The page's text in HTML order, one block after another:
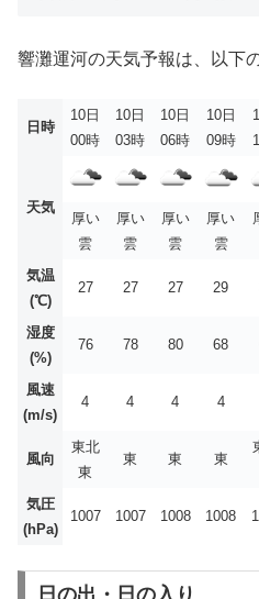
響灘運河の天気予報は、以下
日時
10日
00時
10日
03時
10日
06時
10日
09時
天気
厚い
雲
厚い
雲
厚い
雲
厚い
雲
気温
(℃)
27 27 27 29
湿度
(%)
76 78 80 68
風速
(m/s)
4 4 4 4
風向
東北
東
東 東 東
気圧
(hPa)
1007 1007 1008 1008